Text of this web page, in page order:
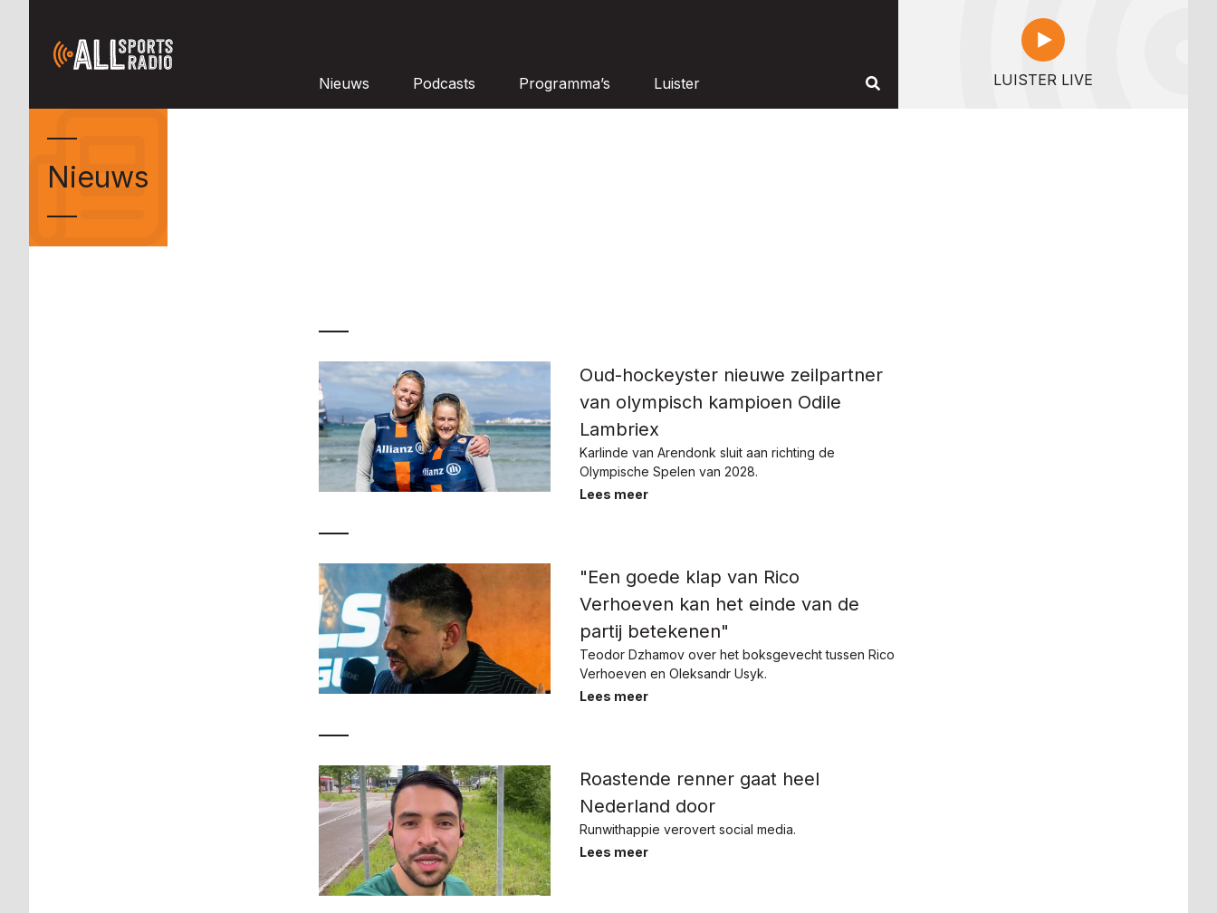
Nieuws Podcasts Programma’s Luister LUISTER LIVE
Nieuws
Oud-hockeyster nieuwe zeilpartner
van olympisch kampioen Odile
Lambriex
Karlinde van Arendonk sluit aan richting de
Olympische Spelen van 2028.
Lees meer
"Een goede klap van Rico
Verhoeven kan het einde van de
partij betekenen"
Teodor Dzhamov over het boksgevecht tussen Rico
Verhoeven en Oleksandr Usyk.
Lees meer
Roastende renner gaat heel
Nederland door
Runwithappie verovert social media.
Lees meer